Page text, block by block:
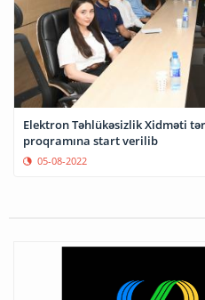
Elektron Təhlükəsizlik Xidməti
proqramına start verilib
05-08-2022